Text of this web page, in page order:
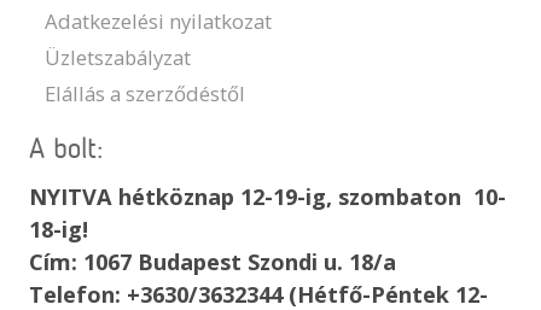
Adatkezelési nyilatkozat
Üzletszabályzat
Elállás a szerződéstől
A bolt:
NYITVA hétköznap 12-19-ig, szombaton 10-
18-ig!
Cím: 1067 Budapest Szondi u. 18/a
Telefon: +3630/3632344 (Hétfő-Péntek 12-